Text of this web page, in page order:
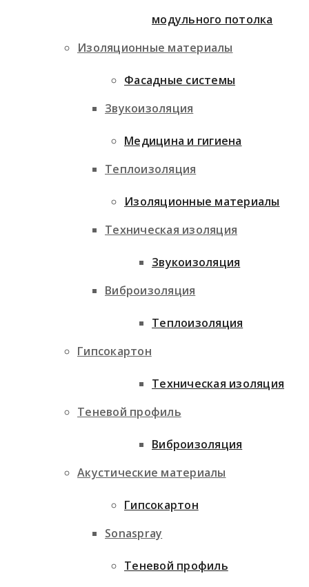
Изоляционные материалы
Звукоизоляция
Теплоизоляция
Техническая изоляция
Виброизоляция
Гипсокартон
Теневой профиль
Акустические материалы
Sonaspray
модульного потолка
Фасадные системы
Медицина и гигиена
Изоляционные материалы
Звукоизоляция
Теплоизоляция
Техническая изоляция
Виброизоляция
Гипсокартон
Теневой профиль